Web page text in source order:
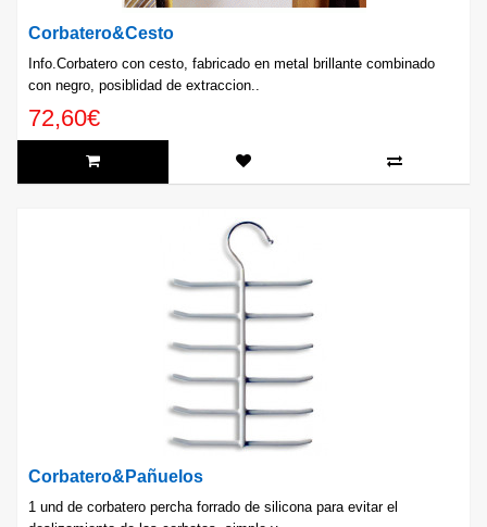
Corbatero&Cesto
Info.Corbatero con cesto, fabricado en metal brillante combinado
con negro, posiblidad de extraccion..
72,60€
Corbatero&Pañuelos
1 und de corbatero percha forrado de silicona para evitar el